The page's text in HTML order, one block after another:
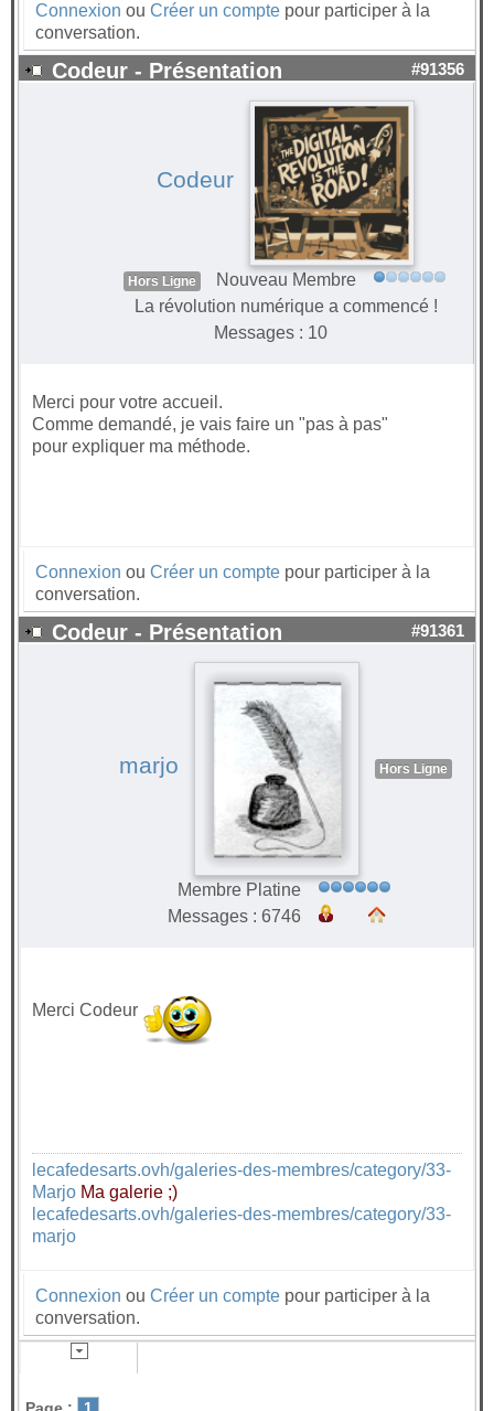
Connexion ou Créer un compte pour participer à la
conversation.
Codeur - Présentation #91356
Codeur
Hors Ligne
Nouveau Membre
La révolution numérique a commencé !
Messages : 10
Merci pour votre accueil.
Comme demandé, je vais faire un "pas à pas"
pour expliquer ma méthode.
Connexion ou Créer un compte pour participer à la
conversation.
Codeur - Présentation #91361
marjo Hors Ligne
Membre Platine
Messages : 6746
Merci Codeur
lecafedesarts.ovh/galeries-des-membres/category/33-
Marjo Ma galerie ;)
lecafedesarts.ovh/galeries-des-membres/category/33-
marjo
Connexion ou Créer un compte pour participer à la
conversation.